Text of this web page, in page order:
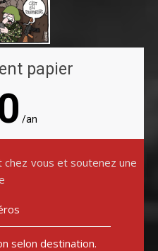
papier
/an
vous et soutenez une
selon destination.